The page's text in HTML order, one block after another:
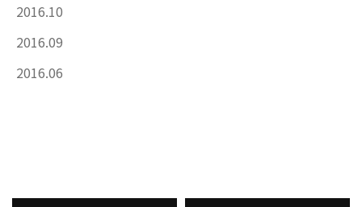
2016.10
2016.09
2016.06